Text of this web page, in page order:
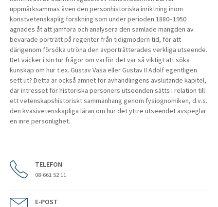
uppmärksammas även den personhistoriska inriktning inom
konstvetenskaplig forskning som under perioden 1880–1950
ägnades åt att jämföra och analysera den samlade mängden av
bevarade porträtt på regenter från tidigmodern tid, för att
därigenom försöka utröna den avporträtterades verkliga utseende.
Det väcker i sin tur frågor om varför det var så viktigt att söka
kunskap om hur t.ex. Gustav Vasa eller Gustav II Adolf egentligen
sett ut? Detta är också ämnet för avhandlingens avslutande kapitel,
där intresset för historiska personers utseenden sätts i relation till
ett vetenskapshistoriskt sammanhang genom fysiognomiken, d.v.s.
den kvasivetenskapliga läran om hur det yttre utseendet avspeglar
en inre personlighet.
TELEFON
08-661 52 11
E-POST